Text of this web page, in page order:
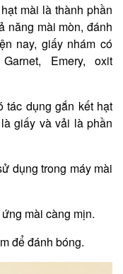
mài là thành phần
năng mài mòn, đánh
nay, giấy nhám có
Emery, oxit
tác dụng gắn kết hạt
giấy và vải là phần
dụng trong máy mài
mài càng mịn.
để đánh bóng.